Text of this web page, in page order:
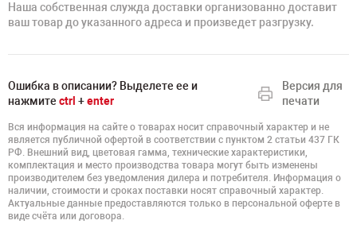
Наша собственная служда доставки организованно доставит
ваш товар до указанного адреса и произведет разгрузку.
Ошибка в описании? Выделете ее и
нажмите ctrl +enter
Версия для
печати
Вся информация на сайте о товарах носит справочный характер и не
является публичной офертой в соответствии с пунктом 2 статьи 437 ГК
РФ. Внешний вид, цветовая гамма, технические характеристики,
комплектация и место производства товара могут быть изменены
производителем без уведомления дилера и потребителя. Информация о
наличии, стоимости и сроках поставки носят справочный характер.
Актуальные данные предоставляются только в персональной оферте в
виде счёта или договора.